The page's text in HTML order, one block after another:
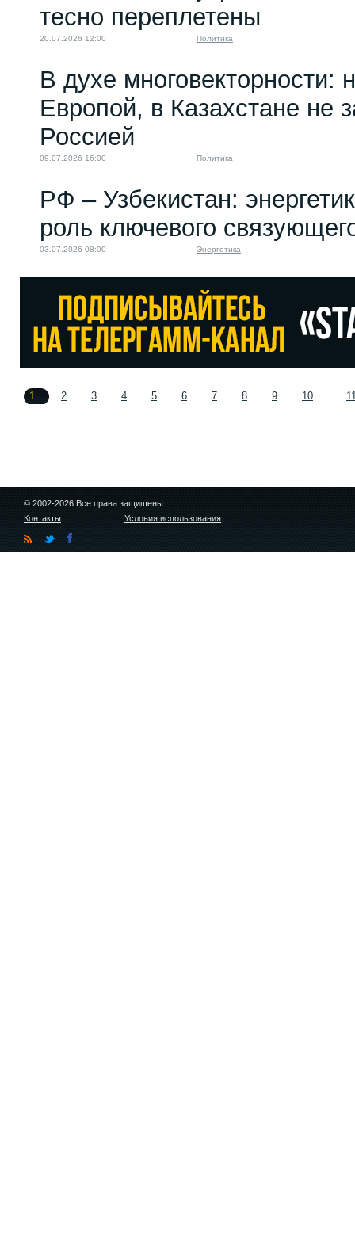
тесно переплетены
20.07.2026 12:00 Политика
В духе многовекторности:
Европой, в Казахстане не
Россией
09.07.2026 16:00 Политика
РФ – Узбекистан:
роль ключевого
03.07.2026 08:00 Энергетика
1 2 3 4 5 6 7 8 9 10
© 2002-2026 Все права защищены
Контакты
Условия использования